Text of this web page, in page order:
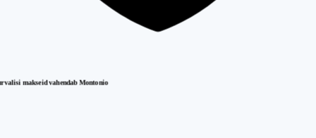
makseid vahendab Montonio